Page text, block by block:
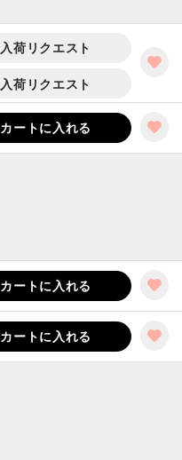
入荷リクエスト
入荷リクエスト
カートに入れる
カートに入れる
カートに入れる